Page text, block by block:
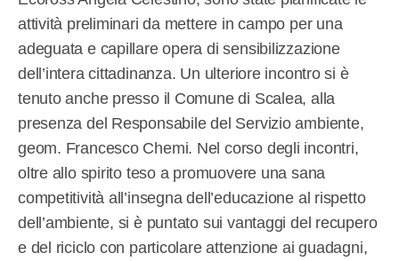
attività preliminari da mettere in campo per una
adeguata e capillare opera di sensibilizzazione
dell’intera cittadinanza. Un ulteriore incontro si è
tenuto anche presso il Comune di Scalea, alla
presenza del Responsabile del Servizio ambiente,
geom. Francesco Chemi. Nel corso degli incontri,
oltre allo spirito teso a promuovere una sana
competitività all’insegna dell’educazione al rispetto
dell’ambiente, si è puntato sui vantaggi del recupero
e del riciclo con particolare attenzione ai guadagni,